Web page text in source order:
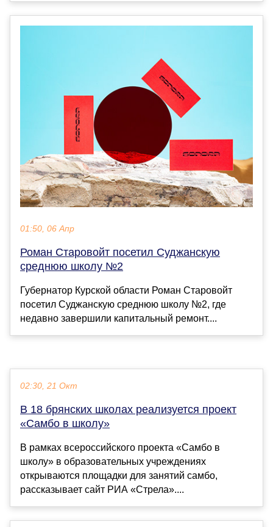
01:50, 06 Апр
Роман Старовойт посетил Суджанскую
среднюю школу №2
Губернатор Курской области Роман Старовойт
посетил Суджанскую среднюю школу №2, где
недавно завершили капитальный ремонт....
02:30, 21 Окт
В 18 брянских школах реализуется проект
«Самбо в школу»
В рамках всероссийского проекта «Самбо в
школу» в образовательных учреждениях
открываются площадки для занятий самбо,
рассказывает сайт РИА «Стрела»....